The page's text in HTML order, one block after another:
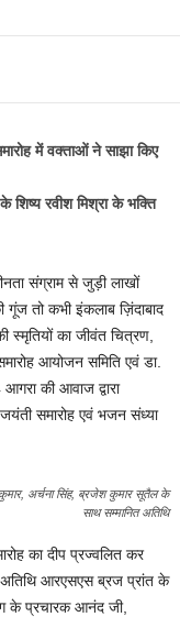
में वक्ताओं ने साझा किए
शिष्य रवीश मिश्रा के भक्ति
संग्राम से जुड़ी लाखों
गूंज तो कभी इंकलाब ज़िंदाबाद
स्मृतियों का जीवंत चित्रण,
आयोजन समिति एवं डा.
की आवाज द्वारा
समारोह एवं भजन संध्या
अर्चना सिंह, ब्रजेश कुमार सूतैल के
साथ सम्मानित अतिथि
का दीप प्रज्वलित कर
अतिथि आरएसएस ब्रज प्रांत के
के प्रचारक आनंद जी,